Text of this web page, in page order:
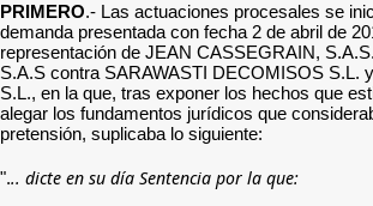
PRIMERO.- Las actuaciones procesales se
demanda presentada con fecha 2 de abril de
representación de JEAN CASSEGRAIN,
S.A.S contra SARAWASTI DECOMISOS S.L.
S.L., en la que, tras exponer los hechos que
alegar los fundamentos jurídicos que
pretensión, suplicaba lo siguiente:
"... dicte en su día Sentencia por la que: